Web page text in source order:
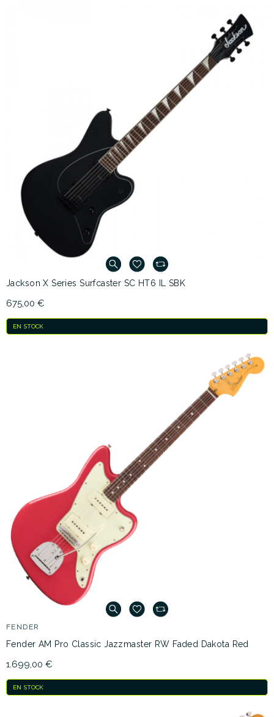
Jackson X Series Surfcaster SC HT6 IL SBK
675,00 €
EN STOCK
FENDER
Fender AM Pro Classic Jazzmaster RW Faded Dakota Red
1.699,00 €
EN STOCK